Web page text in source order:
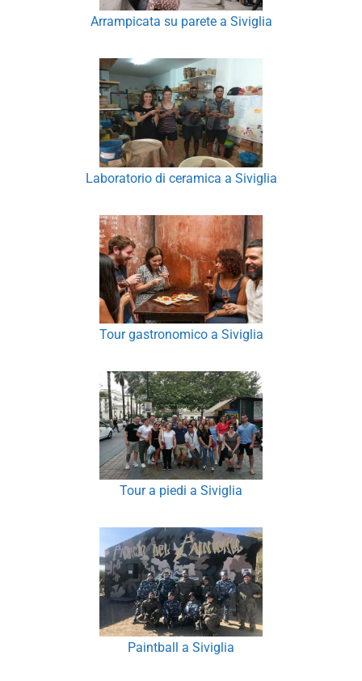
Arrampicata su parete a Siviglia
Laboratorio di ceramica a Siviglia
Tour gastronomico a Siviglia
Tour a piedi a Siviglia
Paintball a Siviglia